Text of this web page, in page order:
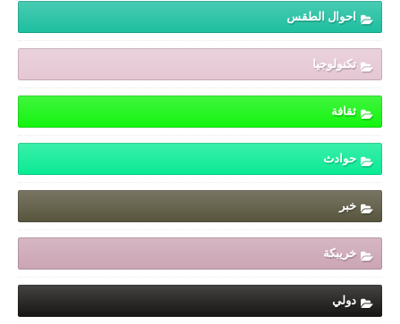
احوال الطقس
تكنولوجيا
ثقافة
حوادث
خبر
خريبكة
دولي